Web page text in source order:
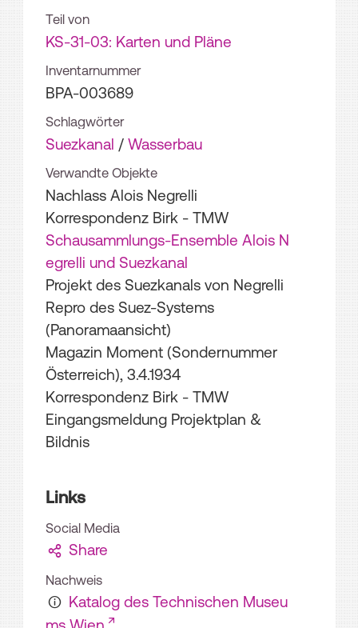
Teil von
KS-31-03: Karten und Pläne
Inventarnummer
BPA-003689
Schlagwörter
Suezkanal / Wasserbau
Verwandte Objekte
Nachlass Alois Negrelli
Korrespondenz Birk - TMW
Schausammlungs-Ensemble Alois N
egrelli und Suezkanal
Projekt des Suezkanals von Negrelli
Repro des Suez-Systems
(Panoramaansicht)
Magazin Moment (Sondernummer
Österreich), 3.4.1934
Korrespondenz Birk - TMW
Eingangsmeldung Projektplan &
Bildnis
Links
Social Media
Share
Nachweis
Katalog des Technischen Museu